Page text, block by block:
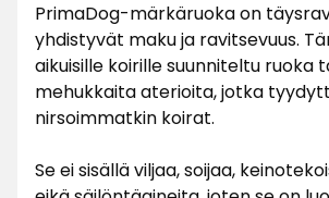
PrimaDog-märkäruoka on
yhdistyvät maku ja ravitsevuus.
aikuisille koirille suunniteltu ruoka
mehukkaita aterioita, jotka
nirsoimmatkin koirat.
Se ei sisällä viljaa, soijaa,